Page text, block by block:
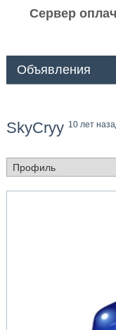
Сервер
Объявления
SkyCryy 10 лет